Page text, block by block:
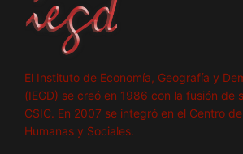
El Instituto de Economía, Geografía y
(IEGD) se creó en 1986 con la fusión de
CSIC. En 2007 se integró en el Centro
Humanas y Sociales.